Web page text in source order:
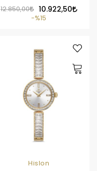
12.850,00
10.922,50
%15
Hislon